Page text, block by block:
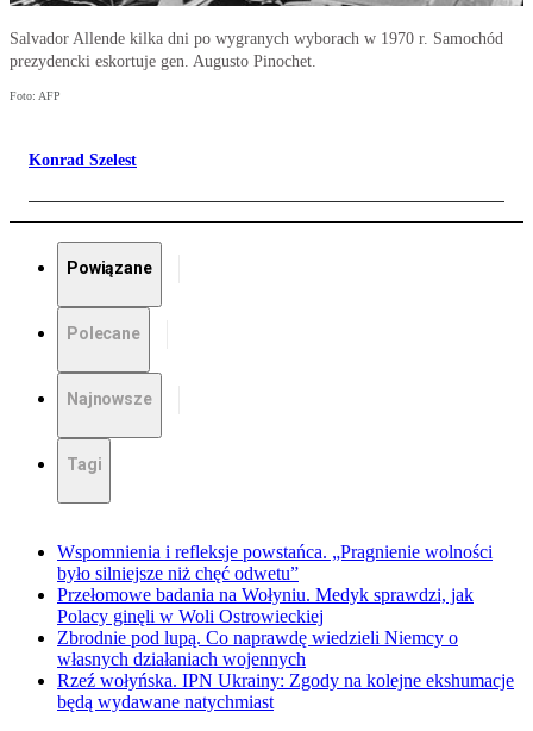
Salvador Allende kilka dni po wygranych wyborach w 1970 r. Samochód
prezydencki eskortuje gen. Augusto Pinochet.
Foto: AFP
Konrad Szelest
Powiązane
Polecane
Najnowsze
Tagi
Wspomnienia i refleksje powstańca. „Pragnienie wolności
było silniejsze niż chęć odwetu”
Przełomowe badania na Wołyniu. Medyk sprawdzi, jak
Polacy ginęli w Woli Ostrowieckiej
Zbrodnie pod lupą. Co naprawdę wiedzieli Niemcy o
własnych działaniach wojennych
Rzeź wołyńska. IPN Ukrainy: Zgody na kolejne ekshumacje
będą wydawane natychmiast